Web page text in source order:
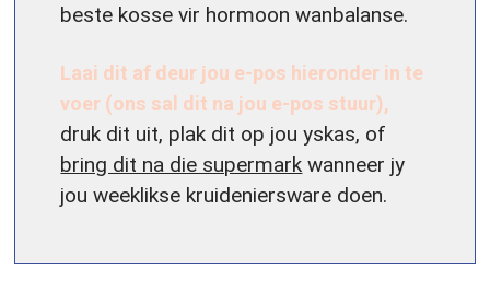
beste kosse vir hormoon wanbalanse.
Laai dit af deur jou e-pos hieronder in te
voer (ons sal dit na jou e-pos stuur),
druk dit uit, plak dit op jou yskas, of
bring dit na die supermark wanneer jy
jou weeklikse kruideniersware doen.